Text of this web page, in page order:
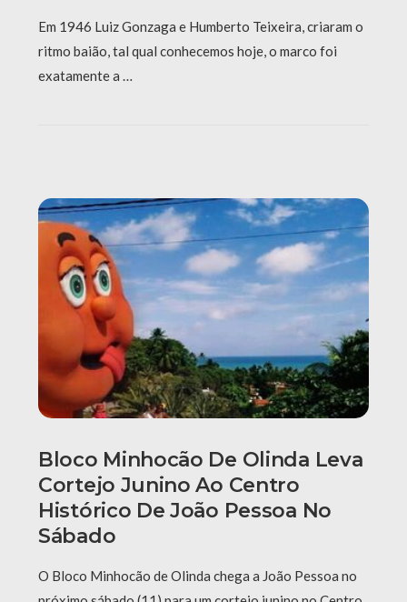
Em 1946 Luiz Gonzaga e Humberto Teixeira, criaram o
ritmo baião, tal qual conhecemos hoje, o marco foi
exatamente a …
Bloco Minhocão De Olinda Leva
Cortejo Junino Ao Centro
Histórico De João Pessoa No
Sábado
O Bloco Minhocão de Olinda chega a João Pessoa no